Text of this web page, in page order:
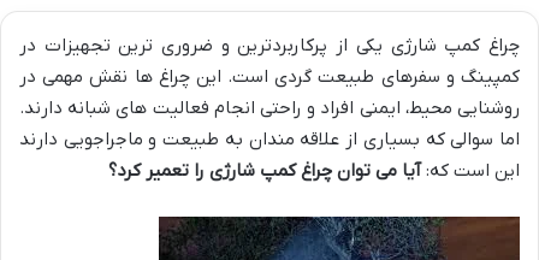
چراغ کمپ شارژی یکی از پرکاربردترین و ضروری ترین تجهیزات در
کمپینگ و سفرهای طبیعت گردی است. این چراغ ها نقش مهمی در
روشنایی محیط، ایمنی افراد و راحتی انجام فعالیت های شبانه دارند.
اما سوالی که بسیاری از علاقه مندان به طبیعت و ماجراجویی دارند
این است که:آیا می توان چراغ کمپ شارژی را تعمیر کرد؟